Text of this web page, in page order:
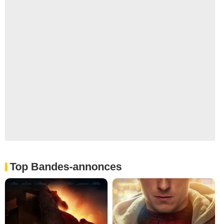
Top Bandes-annonces